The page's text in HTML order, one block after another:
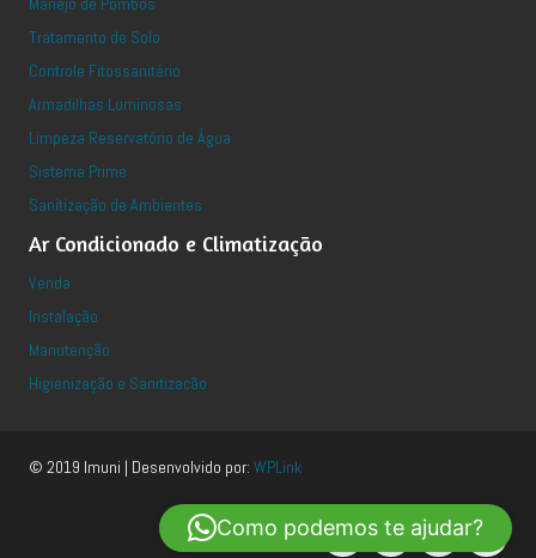
Tratamento de Solo
Controle Fitossanitário
Armadilhas Luminosas
Limpeza Reservatório de Água
Sistema Prime
Sanitização de Ambientes
Ar Condicionado e Climatização
Venda
Instalação
Manutenção
Higienização e Sanitizacão
© 2019 Imuni | Desenvolvido por: WPLink
Como podemos te ajudar?